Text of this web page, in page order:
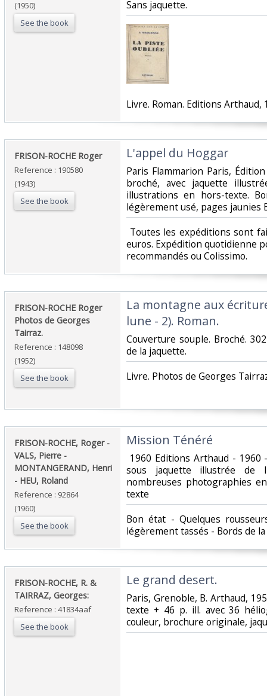
(1950)
See the book
Sans jaquette.‎
‎Livre. Roman. Editions Arthaud,
‎FRISON-ROCHE Roger ‎
Reference : 190580
(1943)
See the book
‎L'appel du Hoggar‎
‎Paris Flammarion Paris,
broché, avec jaquette
illustrations en hors-texte.
légèrement usé, pages jaunies
Toutes les expéditions sont
euros. Expédition quotidienne
recommandés ou Colissimo. ‎
‎FRISON-ROCHE Roger
Photos de Georges
Tairraz.‎
Reference : 148098
(1952)
See the book
‎La montagne aux
lune - 2). Roman.‎
‎Couverture souple. Broché.
de la jaquette.‎
‎Livre. Photos de Georges
‎FRISON-ROCHE, Roger -
VALS, Pierre -
MONTANGERAND, Henri
- HEU, Roland‎
Reference : 92864
(1960)
See the book
‎Mission Ténéré‎
1960 Editions Arthaud -
sous jaquette illustrée
nombreuses photographies
texte‎
‎Bon état - Quelques
légèrement tassés - Bords de
‎FRISON-ROCHE, R. &
TAIRRAZ, Georges:‎
Reference : 41834aaf
See the book
‎Le grand desert.‎
‎Paris, Grenoble, B. Arthaud,
texte + 46 p. ill. avec 36
couleur, brochure originale,